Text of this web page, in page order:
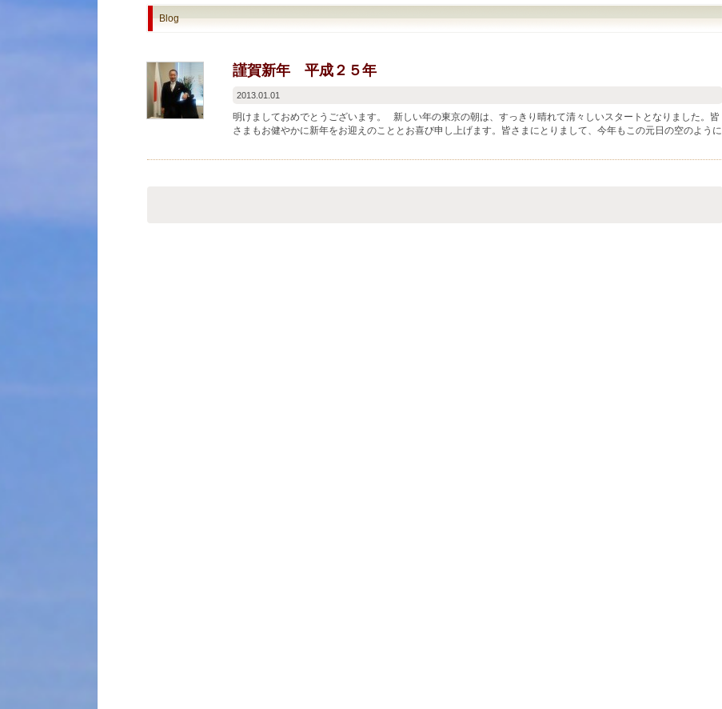
Blog
謹賀新年 平成２５年
2013.01.01
明けましておめでとうございます。 新しい年の東京の朝は、すっきり晴れて清々しいスタートとなりました。皆
さまもお健やかに新年をお迎えのこととお喜び申し上げます。皆さまにとりまして、今年もこの元日の空のように